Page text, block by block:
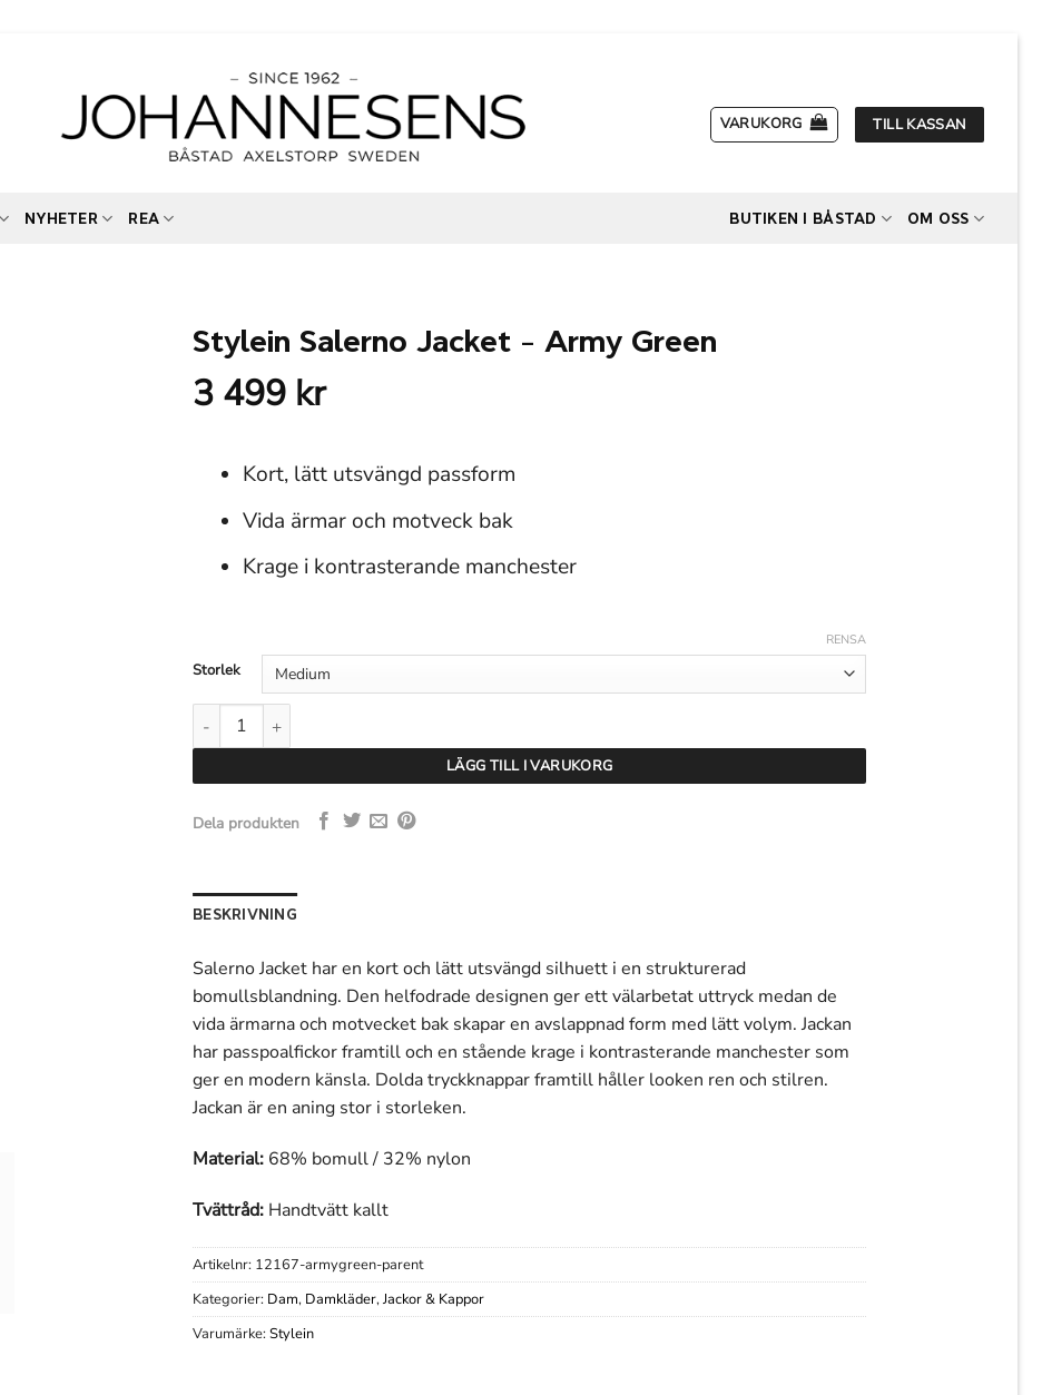
VARUKORG TILL KASSAN
NYHETER REA BUTIKEN I BÅSTAD OM OSS
Stylein Salerno Jacket – Army Green
3 499 kr
Kort, lätt utsvängd passform
Vida ärmar och motveck bak
Krage i kontrasterande manchester
Storlek
RENSA
Stylein Salerno Jacket - Army Green mängd
LÄGG TILL I VARUKORG
Dela produkten
BESKRIVNING
Salerno Jacket har en kort och lätt utsvängd silhuett i en strukturerad
bomullsblandning. Den helfodrade designen ger ett välarbetat uttryck medan de
vida ärmarna och motvecket bak skapar en avslappnad form med lätt volym. Jackan
har passpoalfickor framtill och en stående krage i kontrasterande manchester som
ger en modern känsla. Dolda tryckknappar framtill håller looken ren och stilren.
Jackan är en aning stor i storleken.
Material: 68% bomull / 32% nylon
Tvättråd: Handtvätt kallt
Artikelnr: 12167-armygreen-parent
Kategorier: Dam, Damkläder,Jackor & Kappor
Varumärke:Stylein